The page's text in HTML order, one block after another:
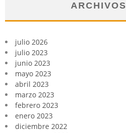
ARCHIVOS
julio 2026
julio 2023
junio 2023
mayo 2023
abril 2023
marzo 2023
febrero 2023
enero 2023
diciembre 2022